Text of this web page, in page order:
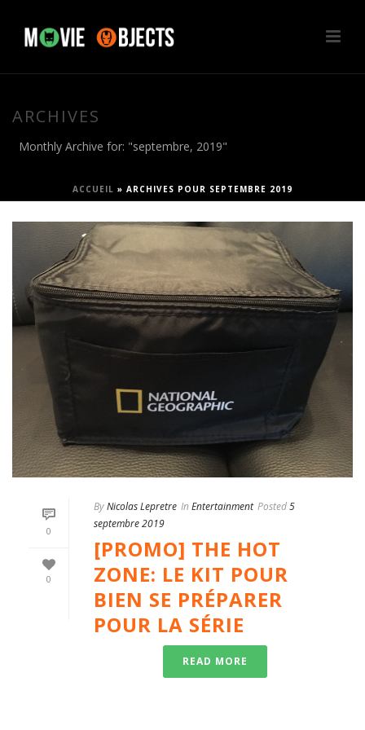
ARCHIVES
Monthly Archive for: "septembre, 2019"
ACCUEIL » ARCHIVES POUR SEPTEMBRE 2019
0
0
ByNicolas Lepretre In Entertainment Posted5
septembre 2019
[PROMO] THE HOT
ZONE: LE KIT POUR
BIEN SE PRÉPARER
POUR LA SÉRIE
READ MORE